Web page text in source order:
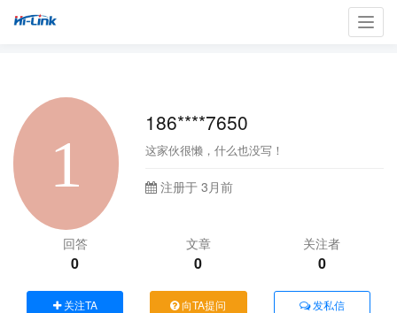
186****7650
这家伙很懒，什么也没写！
注册于 3月前
回答
0
文章
0
关注者
0
关注TA 向TA提问 发私信